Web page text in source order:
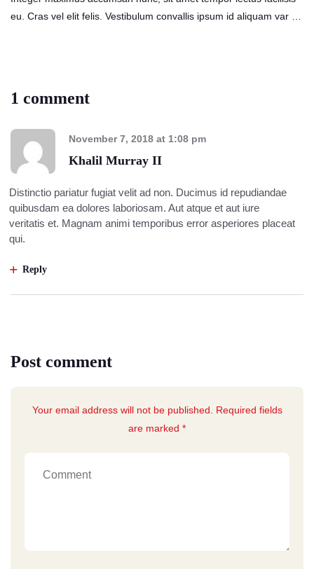
eu. Cras vel elit felis. Vestibulum convallis ipsum id aliquam var …
1 comment
November 7, 2018 at 1:08 pm
Khalil Murray II
Distinctio pariatur fugiat velit ad non. Ducimus id repudiandae
quibusdam ea dolores laboriosam. Aut atque et aut iure
veritatis et. Magnam animi temporibus error asperiores placeat
qui.
Reply
Post comment
Your email address will not be published. Required fields
are marked *